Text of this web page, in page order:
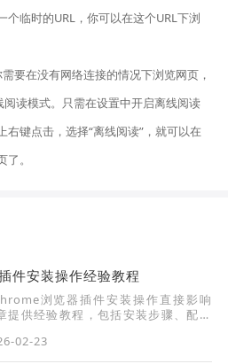
个临时的URL，你可以在这个URL下浏
要在没有网络连接的情况下浏览网页，
读模式。只需在设置中开启离线阅读
键点击，选择“离线阅读”，就可以在
。
件安装操作经验教程
浏览器插件安装操作直接影响
提供经验教程，包括安装步骤、配置
02-23